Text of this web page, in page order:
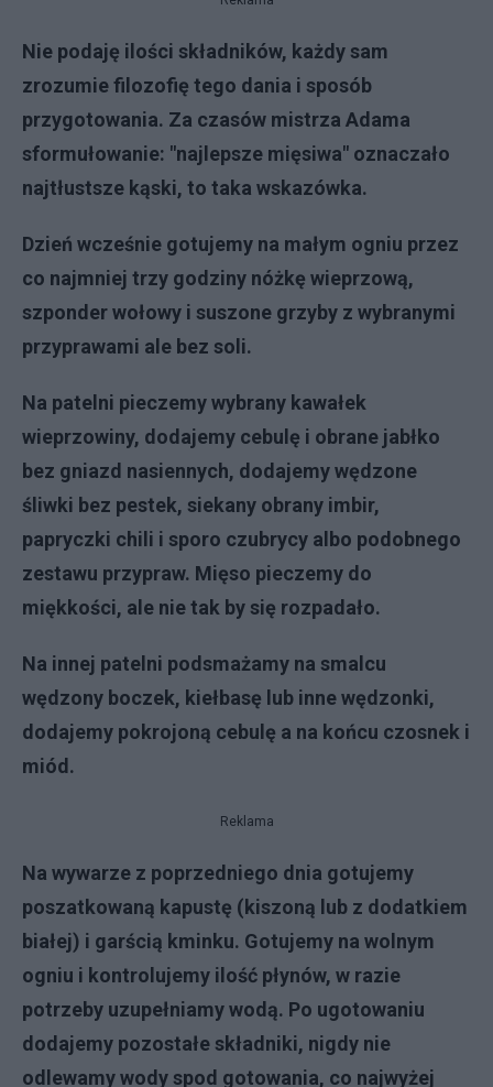
Nie podaję ilości składników, każdy sam
zrozumie filozofię tego dania i sposób
przygotowania. Za czasów mistrza Adama
sformułowanie: "najlepsze mięsiwa" oznaczało
najtłustsze kąski, to taka wskazówka.
Dzień wcześnie gotujemy na małym ogniu przez
co najmniej trzy godziny nóżkę wieprzową,
szponder wołowy i suszone grzyby z wybranymi
przyprawami ale bez soli.
Na patelni pieczemy wybrany kawałek
wieprzowiny, dodajemy cebulę i obrane jabłko
bez gniazd nasiennych, dodajemy wędzone
śliwki bez pestek, siekany obrany imbir,
papryczki chili i sporo czubrycy albo podobnego
zestawu przypraw. Mięso pieczemy do
miękkości, ale nie tak by się rozpadało.
Na innej patelni podsmażamy na smalcu
wędzony boczek, kiełbasę lub inne wędzonki,
dodajemy pokrojoną cebulę a na końcu czosnek i
miód.
Reklama
Na wywarze z poprzedniego dnia gotujemy
poszatkowaną kapustę (kiszoną lub z dodatkiem
białej) i garścią kminku. Gotujemy na wolnym
ogniu i kontrolujemy ilość płynów, w razie
potrzeby uzupełniamy wodą. Po ugotowaniu
dodajemy pozostałe składniki, nigdy nie
odlewamy wody spod gotowania, co najwyżej